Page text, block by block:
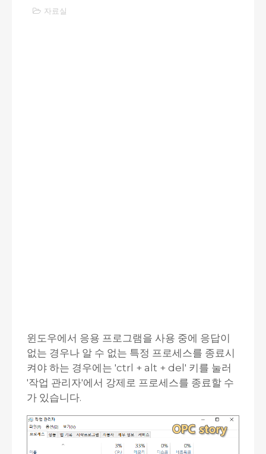
자료실
윈도우에서 응용 프로그램을 사용 중에 응답이
없는 경우나 알 수 없는 특정 프로세스를 종료시
켜야 하는 경우에는 'ctrl + alt + del' 키를 눌러
'작업 관리자'에서 강제로 프로세스를 종료할 수
가 있습니다.